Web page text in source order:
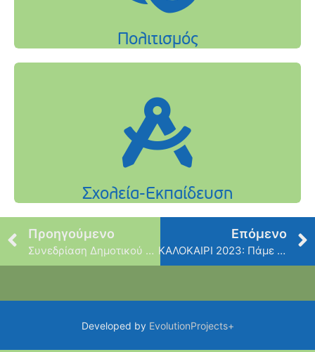
Προηγούμενο
Συνεδρίαση Δημοτικού Συμβουλίου – Β’
Επόμενο
ΚΑΛΟΚΑΙΡΙ 2023: Πάμε Σινεμά, βοηθάμε τα αδέσποτα! Με την ταινία «ΚΑΡΜΕΝ» – Την Δευτέρα 17 Ιουλίου
Developed by EvolutionProjects+